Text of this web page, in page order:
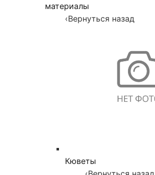
материалы
‹Вернуться назад
Кюветы